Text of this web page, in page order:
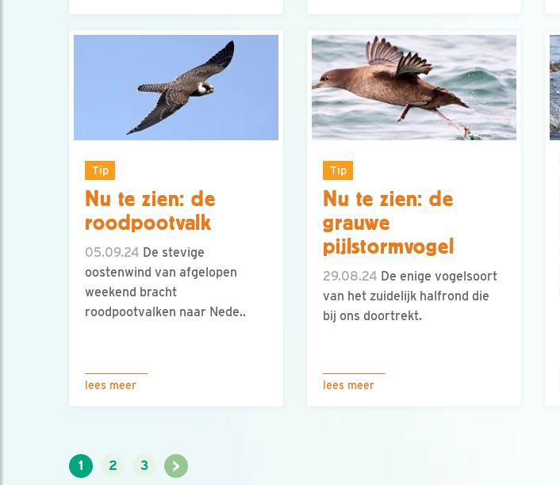
Tip
Nu te zien: de
roodpootvalk
05.09.24 De stevige
oostenwind van afgelopen
weekend bracht
roodpootvalken naar Nede..
lees meer
Tip
Nu te zien: de
grauwe
pijlstormvogel
29.08.24 De enige vogelsoort
van het zuidelijk halfrond die
bij ons doortrekt.
lees meer
1 2 3 >